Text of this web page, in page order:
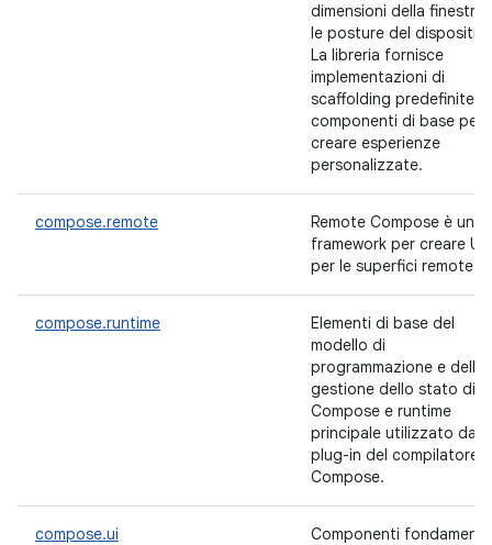
dimensioni della finestra
le posture del
La libreria fornisce
implementazioni di
scaffolding predefinite e
componenti di base per
creare esperienze
personalizzate.
compose.remote
Remote Compose è un
framework per creare UI
per le superfici remote
compose.runtime
Elementi di base del
modello di
programmazione e della
gestione dello stato di
Compose e runtime
principale utilizzato dal
plug-in del compilatore
Compose.
compose.ui
Componenti